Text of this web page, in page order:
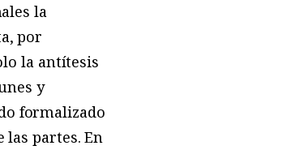
la
por
la antítesis
y
formalizado
partes. En